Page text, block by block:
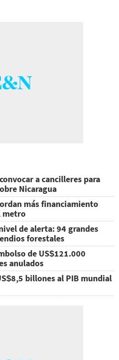
a cancilleres para
Nicaragua
más financiamiento
metro
de alerta: 94 grandes
forestales
de US$121.000
anulados
billones al PIB mundial